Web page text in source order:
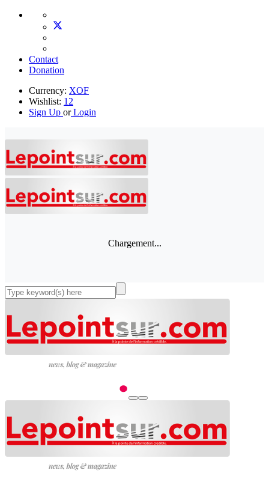
Contact
Donation
Currency: XOF
Wishlist: 12
Sign Up orLogin
Chargement...